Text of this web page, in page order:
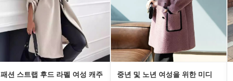
패션 스트랩 후드 라펠 여성 캐주
중년 및 노년 여성을 위한 미디